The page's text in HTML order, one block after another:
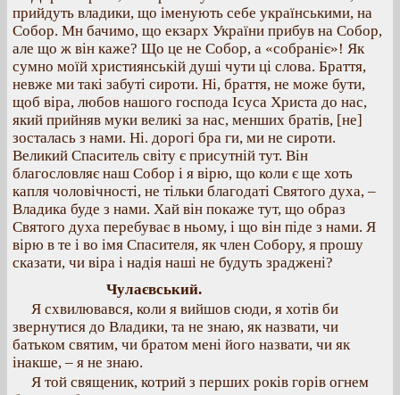
прийдуть владики, що іменують себе українськими, на
Собор. Мн бачимо, що екзарх України прибув на Собор,
але що ж він каже? Що це не Собор, а «собраніє»! Як
сумно моїй християнській душі чути ці слова. Браття,
невже ми такі забуті сироти. Ні, браття, не може бути,
щоб віра, любов нашого господа Ісуса Христа до нас,
який прийняв муки великі за нас, менших братів, [не]
зосталась з нами. Ні. дорогі бра ги, ми не сироти.
Великий Спаситель світу є присутній тут. Він
благословляє наш Собор і я вірю, що коли є ще хоть
капля чоловічності, не тільки благодаті Святого духа, –
Владика буде з нами. Хай він покаже тут, що образ
Святого духа перебуває в ньому, і що він піде з нами. Я
вірю в те і во імя Спасителя, як член Собору, я прошу
сказати, чи віра і надія наші не будуть зраджені?
Чулаєвський.
Я схвилювався, коли я вийшов сюди, я хотів би
звернутися до Владики, та не знаю, як назвати, чи
батьком святим, чи братом мені його назвати, чи як
інакше, – я не знаю.
Я той священик, котрий з перших років горів огнем